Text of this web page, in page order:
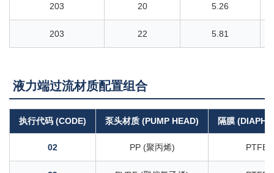
203 20 5.26
203 22 5.81
液力端过流材质配置组合
执行代码 (CODE) 泵头材质 (PUMP HEAD) 隔膜
02 PP (聚丙烯) PTFE